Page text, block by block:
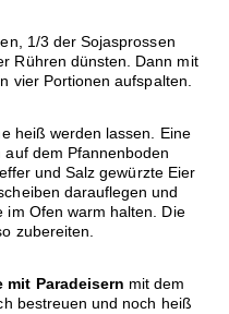
1/3 der Sojasprossen
Rühren dünsten. Dann mit
vier Portionen aufspalten.
heiß werden lassen. Eine
dem Pfannenboden
und Salz gewürzte Eier
darauflegen und
im Ofen warm halten. Die
zubereiten.
mit Paradeisern mit dem
bestreuen und noch heiß